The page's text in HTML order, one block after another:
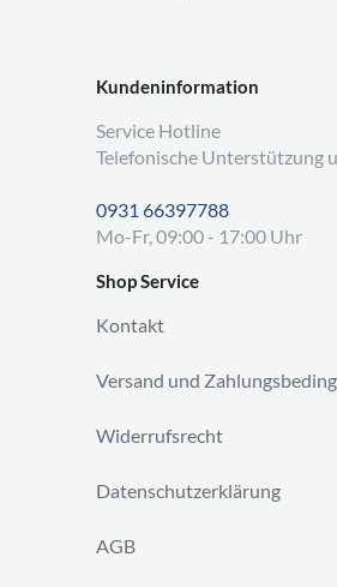
Kundeninformation
Service Hotline
Telefonische Unterstützung
0931 66397788
Mo-Fr, 09:00 - 17:00 Uhr
Shop Service
Kontakt
Versand und
Widerrufsrecht
Datenschutzerklärung
AGB